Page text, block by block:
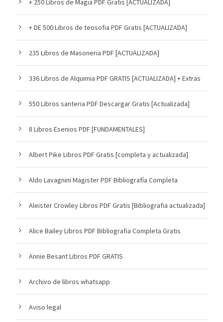
+ DE 500 Libros de teosofia PDF Gratis [ACTUALIZADA]
235 Libros de Masoneria PDF [ACTUALIZADA]
336 Libros de Alquimia PDF GRATIS [ACTUALIZADA] + Extras
550 Libros santeria PDF Descargar Gratis [Actualizada]
8 Libros Esenios PDF [FUNDAMENTALES]
Albert Pike Libros PDF Gratis [completa y actualizada]
Aldo Lavagnini Magister PDF Bibliografía Completa
Aleister Crowley Libros PDF Gratis [Bibliografia actualizada]
Alice Bailey Libros PDF Bibliografia Completa Gratis
Annie Besant Libros PDF GRATIS
Archivo de libros whatsapp
Aviso legal